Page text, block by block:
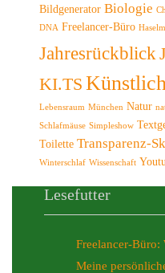
Bildgenerator Biologie
DNA Freelancer-Büro
Jahresrückblick
KI.TS
Lebensraum München Natur
Schlafmäuse Simpleshow
Toilette Transparenz-
Winterschlaf Wissenschaft
Lesefutter
Freelancer-
Meine